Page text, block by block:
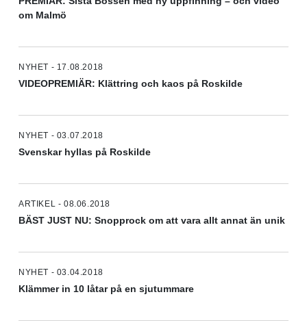
om Malmö
NYHET - 17.08.2018
VIDEOPREMIÄR: Klättring och kaos på Roskilde
NYHET - 03.07.2018
Svenskar hyllas på Roskilde
ARTIKEL - 08.06.2018
BÄST JUST NU: Snopprock om att vara allt annat än unik
NYHET - 03.04.2018
Klämmer in 10 låtar på en sjutummare